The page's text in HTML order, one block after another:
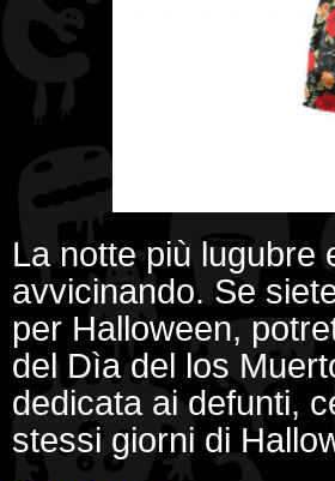
La notte più lugubre
avvicinando. Se
per Halloween,
del Dìa del los
dedicata ai defunti,
stessi giorni di